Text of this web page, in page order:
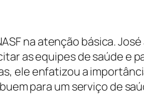
na atenção básica.
as equipes de saúde e
ele enfatizou a
para um serviço de